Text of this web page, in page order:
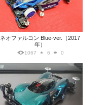
ネオファルコン Blue-ver.（2017
年）
1067 6 0